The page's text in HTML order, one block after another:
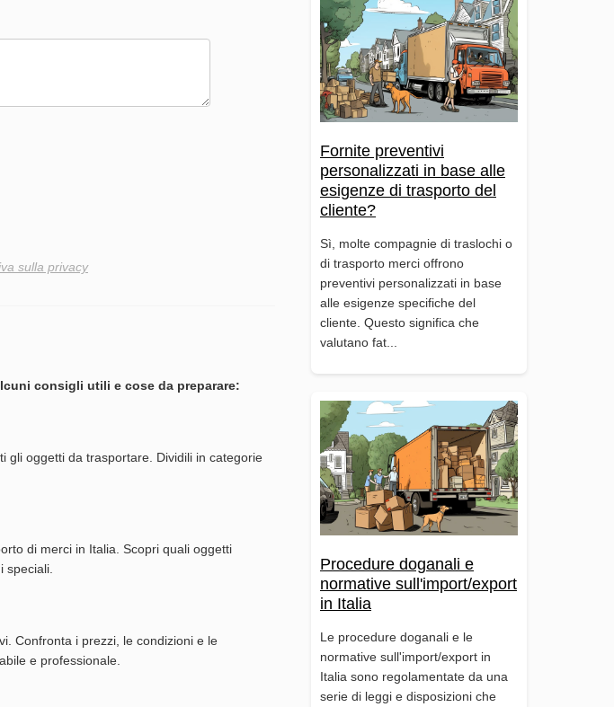
Fornite preventivi
personalizzati in base alle
esigenze di trasporto del
cliente?
Sì, molte compagnie di traslochi o
di trasporto merci offrono
preventivi personalizzati in base
alle esigenze specifiche del
cliente. Questo significa che
valutano fat...
Procedure doganali e
normative sull'import/export
in Italia
Le procedure doganali e le
normative sull'import/export in
Italia sono regolamentate da una
serie di leggi e disposizioni che
sulla privacy
consigli utili e cose da preparare:
gli oggetti da trasportare. Dividili in categorie
di merci in Italia. Scopri quali oggetti
speciali.
Confronta i prezzi, le condizioni e le
e professionale.